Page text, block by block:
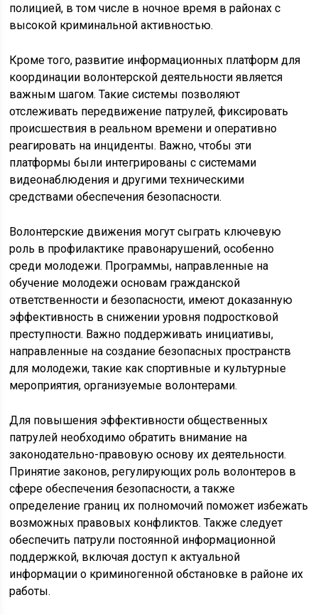
полицией, в том числе в ночное время в районах с
высокой криминальной активностью.
Кроме того, развитие информационных платформ для
координации волонтерской деятельности является
важным шагом. Такие системы позволяют
отслеживать передвижение патрулей, фиксировать
происшествия в реальном времени и оперативно
реагировать на инциденты. Важно, чтобы эти
платформы были интегрированы с системами
видеонаблюдения и другими техническими
средствами обеспечения безопасности.
Волонтерские движения могут сыграть ключевую
роль в профилактике правонарушений, особенно
среди молодежи. Программы, направленные на
обучение молодежи основам гражданской
ответственности и безопасности, имеют доказанную
эффективность в снижении уровня подростковой
преступности. Важно поддерживать инициативы,
направленные на создание безопасных пространств
для молодежи, такие как спортивные и культурные
мероприятия, организуемые волонтерами.
Для повышения эффективности общественных
патрулей необходимо обратить внимание на
законодательно-правовую основу их деятельности.
Принятие законов, регулирующих роль волонтеров в
сфере обеспечения безопасности, а также
определение границ их полномочий поможет избежать
возможных правовых конфликтов. Также следует
обеспечить патрули постоянной информационной
поддержкой, включая доступ к актуальной
информации о криминогенной обстановке в районе их
работы.